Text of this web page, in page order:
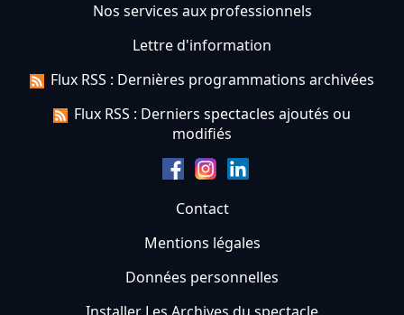
Nos services aux professionnels
Lettre d'information
Flux RSS : Dernières programmations archivées
Flux RSS : Derniers spectacles ajoutés ou
modifiés
Contact
Mentions légales
Données personnelles